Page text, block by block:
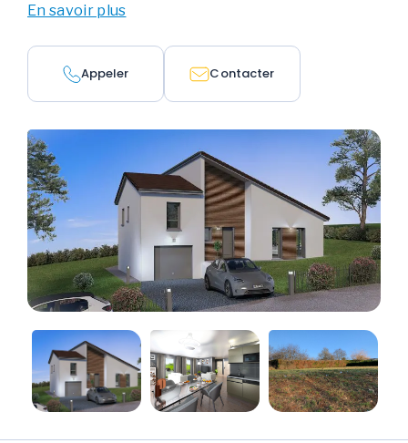
En savoir plus
Appeler Contacter